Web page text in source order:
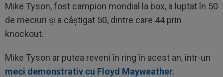
Mike Tyson, fost campion mondial la box, a luptat în 50
de meciuri și a câștigat 50, dintre care 44 prin
knockout.
Mike Tyson ar putea reveni în ring în acest an, într-un
meci demonstrativ cu Floyd Mayweather.